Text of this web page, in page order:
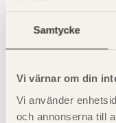
Samtycke
Vi värnar om din
Vi använder
och annonserna till
Kompletterande
Furuprodukter för
eftersom furusplintved
risken för mikrobiell